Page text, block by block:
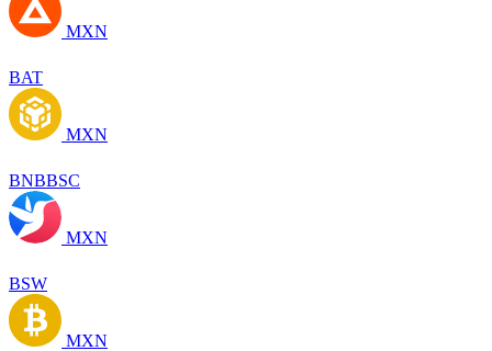
MXN
BAT
MXN
BNBBSC
MXN
BSW
MXN